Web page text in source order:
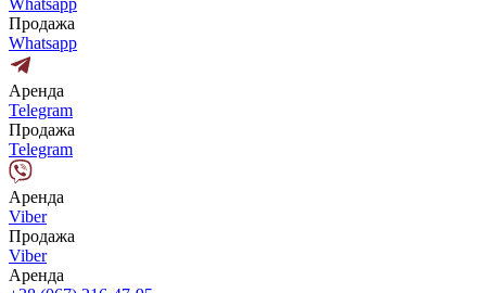
Whatsapp
Продажа
Whatsapp
Аренда
Telegram
Продажа
Telegram
Аренда
Viber
Продажа
Viber
Аренда